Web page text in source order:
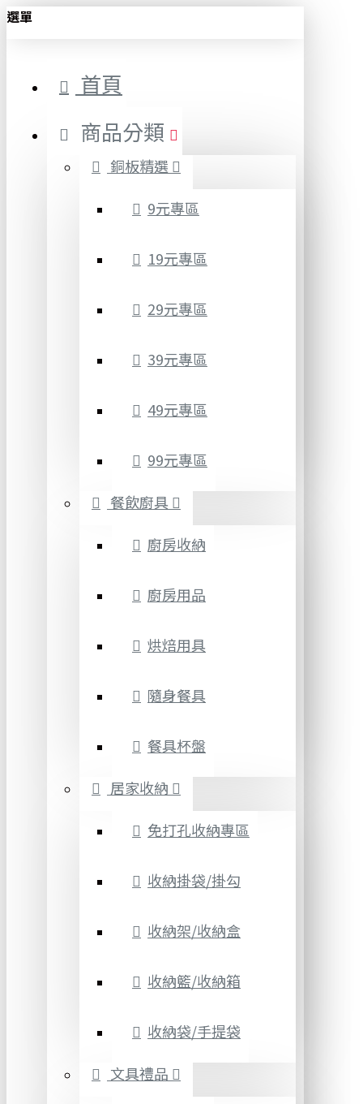
選單
首頁
商品分類
銅板精選
9元專區
19元專區
29元專區
39元專區
49元專區
99元專區
餐飲廚具
廚房收納
廚房用品
烘焙用具
隨身餐具
餐具杯盤
居家收納
免打孔收納專區
收納掛袋/掛勾
收納架/收納盒
收納籃/收納箱
收納袋/手提袋
文具禮品